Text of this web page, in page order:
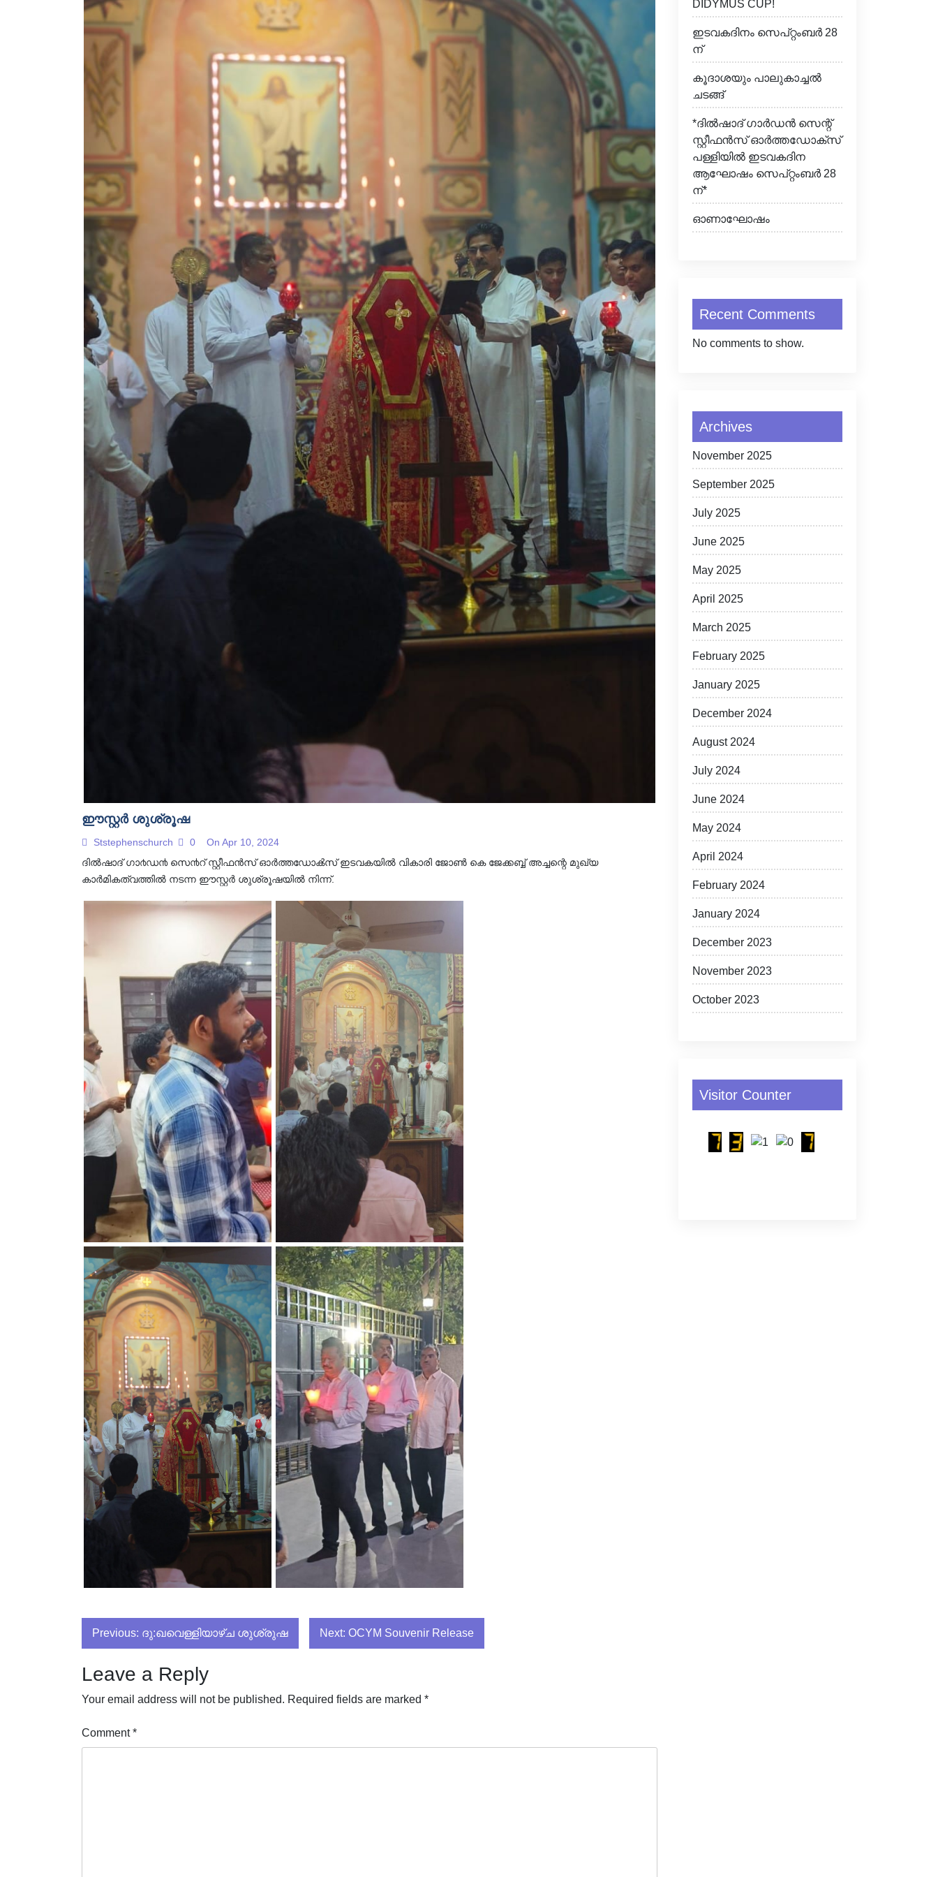
ഈസ്റ്റർ ശുശ്രൂഷ
Ststephenschurch 0
On Apr 10, 2024
ദിൽഷാദ് ഗാ൪ഡ൯ സെ൯റ് സ്റ്റീഫന്‍സ് ഓർത്തഡോൿസ്‌ ഇടവകയിൽ വികാരി ജോൺ കെ ജേക്കബ്ബ് അച്ചന്റെ മുഖ്യ
കാർമികത്വത്തിൽ നടന്ന ഈസ്റ്റർ ശുശ്രൂഷയിൽ നിന്ന്.
Post
navigation
Previous: ദു:ഖവെള്ളിയാഴ്ച ശുശ്രുഷ Next: OCYM Souvenir Release
Leave a Reply
Your email address will not be published. Required fields are marked *
Comment*
DIDYMUS CUP!
ഇടവകദിനം സെപ്റ്റംബർ 28
ന്
കൂദാശയും പാലുകാച്ചൽ
ചടങ്ങ്
*ദിൽഷാദ് ഗാർഡൻ സെന്റ്
സ്റ്റീഫൻസ് ഓർത്തഡോക്സ്
പള്ളിയിൽ ഇടവകദിന
ആഘോഷം സെപ്റ്റംബർ 28
ന്*
ഓണാഘോഷം
Recent Comments
No comments to show.
Archives
November 2025
September 2025
July 2025
June 2025
May 2025
April 2025
March 2025
February 2025
January 2025
December 2024
August 2024
July 2024
June 2024
May 2024
April 2024
February 2024
January 2024
December 2023
November 2023
October 2023
Visitor Counter